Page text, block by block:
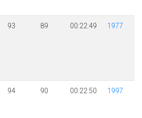
93 89 00:22:49 1977
94 90 00:22:50 1997